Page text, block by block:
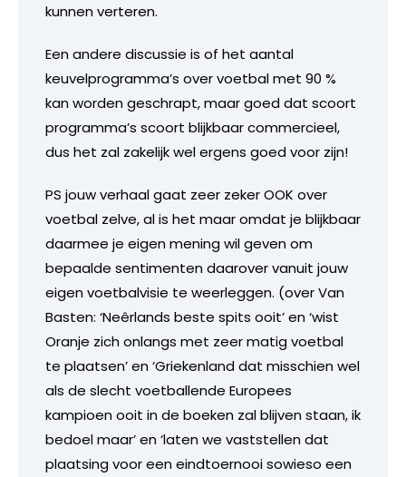
kunnen verteren.
Een andere discussie is of het aantal
keuvelprogramma’s over voetbal met 90 %
kan worden geschrapt, maar goed dat scoort
programma’s scoort blijkbaar commercieel,
dus het zal zakelijk wel ergens goed voor zijn!
PS jouw verhaal gaat zeer zeker OOK over
voetbal zelve, al is het maar omdat je blijkbaar
daarmee je eigen mening wil geven om
bepaalde sentimenten daarover vanuit jouw
eigen voetbalvisie te weerleggen. (over Van
Basten: ‘Neêrlands beste spits ooit’ en ‘wist
Oranje zich onlangs met zeer matig voetbal
te plaatsen’ en ‘Griekenland dat misschien wel
als de slecht voetballende Europees
kampioen ooit in de boeken zal blijven staan, ik
bedoel maar’ en ‘laten we vaststellen dat
plaatsing voor een eindtoernooi sowieso een